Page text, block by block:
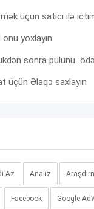
üçün satıcı ilə
yoxlayın
sonra pulunu
üçün Əlaqə saxlayın
Analiz
Facebook Google